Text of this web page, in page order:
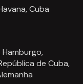
Cuba
Hamburgo,
de Cuba,